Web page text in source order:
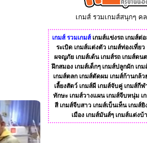
เกมส์ รวมเกมส์สนุกๆ ค
เกมส์ รวมเกมส์ เกมส์แข่งรถ เกมส์ต่อ
ระเบิด เกมส์แต่งตัว เกมส์ท่องเที่ยว
ผจญภัย เกมส์เต้น เกมส์รถ เกมส์ดน
ฝึกสมอง เกมส์เด็กๆ เกมส์ปลูกผัก เก
เกมส์ตลก เกมส์ตัดผม เกมส์ก้านกล้ว
เลี้ยงสัตว์ เกมส์ผี เกมส์จับคู่ เกมส์กีฬ
ทักษะ เกมส์วางแผน เกมส์จีบหนุ่ม เ
สี เกมส์จีบสาว เกมส์เบ็นเท็น เกมส์ยิ
เมือง เกมส์มันส์ๆ เกมส์แต่งบ้